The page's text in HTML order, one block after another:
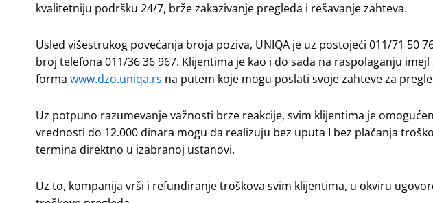
kvalitetniju podršku 24/7, brže zakazivanje pregleda i rešavanje zahteva.
Usled višestrukog povećanja broja poziva, UNIQA je uz postojeći 011/71 50
broj telefona 011/36 36 967. Klijentima je kao i do sada na raspolaganju imejl
forma www.dzo.uniqa.rs na putem koje mogu poslati svoje zahteve za
Uz potpuno razumevanje važnosti brze reakcije, svim klijentima je
vrednosti do 12.000 dinara mogu da realizuju bez uputa I bez plaćanja
termina direktno u izabranoj ustanovi.
Uz to, kompanija vrši i refundiranje troškova svim klijentima, u okviru